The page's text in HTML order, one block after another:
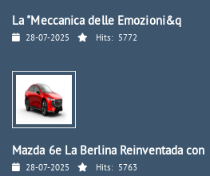
La "Meccanica delle Emozioni&q
28-07-2025 Hits: 5772
Mazda 6e La Berlina Reinventada con
28-07-2025 Hits: 5763